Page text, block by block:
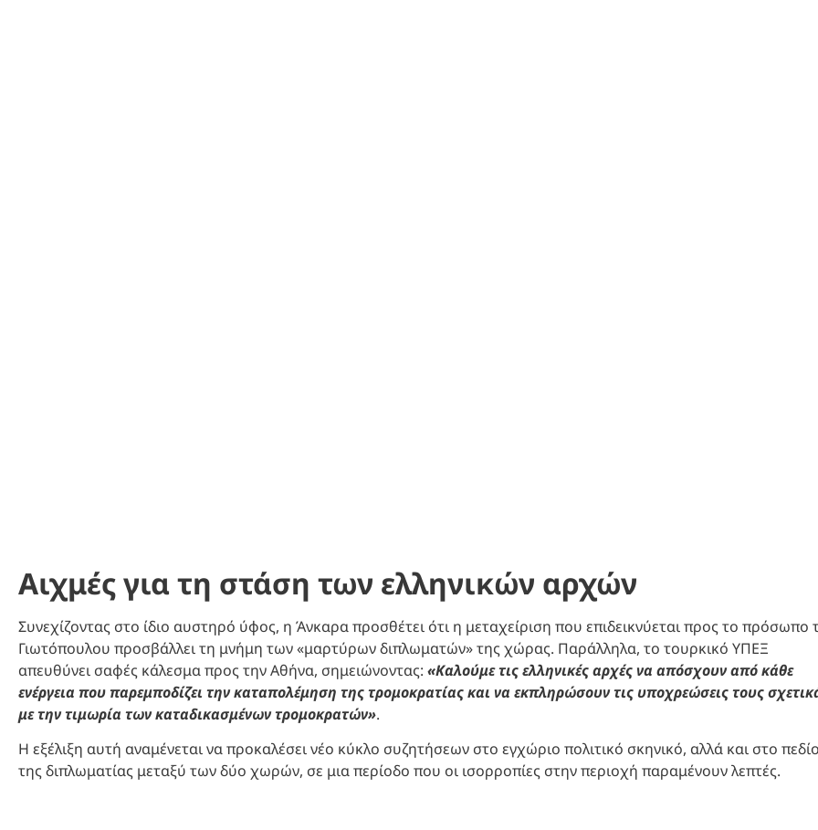
Αιχμές για τη στάση των ελληνικών αρχών
Συνεχίζοντας στο ίδιο αυστηρό ύφος, η Άνκαρα προσθέτει ότι η μεταχείριση που επιδεικνύεται προς το πρόσωπο
Γιωτόπουλου προσβάλλει τη μνήμη των «μαρτύρων διπλωματών» της χώρας. Παράλληλα, το τουρκικό ΥΠΕΞ
απευθύνει σαφές κάλεσμα προς την Αθήνα, σημειώνοντας: «Καλούμε τις ελληνικές αρχές να απόσχουν από κάθε
ενέργεια που παρεμποδίζει την καταπολέμηση της τρομοκρατίας και να εκπληρώσουν τις υποχρεώσεις τους
με την τιμωρία των καταδικασμένων τρομοκρατών».
Η εξέλιξη αυτή αναμένεται να προκαλέσει νέο κύκλο συζητήσεων στο εγχώριο πολιτικό σκηνικό, αλλά και στο
της διπλωματίας μεταξύ των δύο χωρών, σε μια περίοδο που οι ισορροπίες στην περιοχή παραμένουν λεπτές.